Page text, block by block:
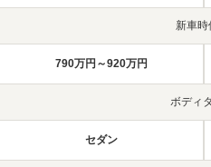
新車時
790万円～920万円
ボディ
セダン